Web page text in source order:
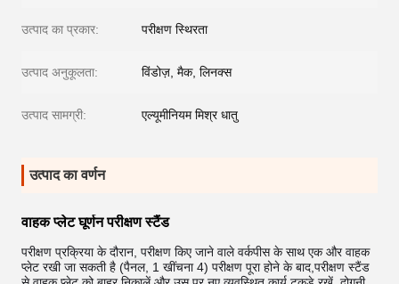
उत्पाद का प्रकार: परीक्षण स्थिरता
उत्पाद अनुकूलता: विंडोज़, मैक, लिनक्स
उत्पाद सामग्री: एल्यूमीनियम मिश्र धातु
उत्पाद का वर्णन
वाहक प्लेट घूर्णन परीक्षण स्टैंड
परीक्षण प्रक्रिया के दौरान, परीक्षण किए जाने वाले वर्कपीस के साथ एक और वाहक
प्लेट रखी जा सकती है (पैनल, 1 खींचना 4) परीक्षण पूरा होने के बाद,परीक्षण स्टैंड